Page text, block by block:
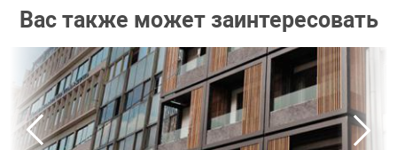
Вас также может заинтересовать